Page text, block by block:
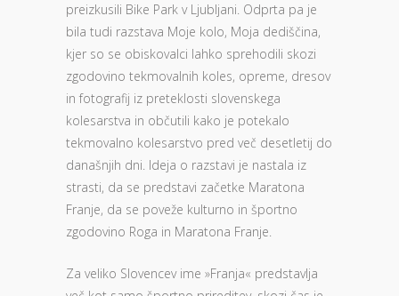
preizkusili Bike Park v Ljubljani. Odprta pa je
bila tudi razstava Moje kolo, Moja dediščina,
kjer so se obiskovalci lahko sprehodili skozi
zgodovino tekmovalnih koles, opreme, dresov
in fotografij iz preteklosti slovenskega
kolesarstva in občutili kako je potekalo
tekmovalno kolesarstvo pred več desetletij do
današnjih dni. Ideja o razstavi je nastala iz
strasti, da se predstavi začetke Maratona
Franje, da se poveže kulturno in športno
zgodovino Roga in Maratona Franje.
Za veliko Slovencev ime »Franja« predstavlja